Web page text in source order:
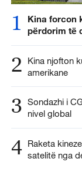
1
Kina forcon
përdorim të
2
Kina njofton
amerikane
3 Sondazhi i
nivel global
4 Raketa
satelitë nga